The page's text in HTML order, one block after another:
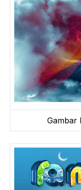
Gambar